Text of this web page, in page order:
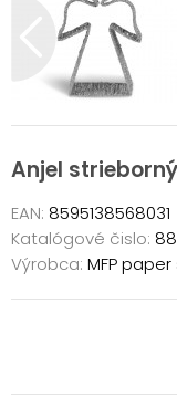
Anjel
EAN: 8595138568031
Katalógové čislo:
Výrobca: MFP paper